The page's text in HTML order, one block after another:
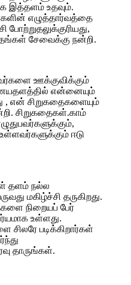
இத்தளம் உதவும்.
எழுத்தார்வத்தை
தங்கள் சேவைக்கு நன்றி.
ஊக்குவிக்கும்
என்னையும்
, என் சிறுகதைகளையும்
சிறுகதைகள்.காம்
ஈடு
தளம் நல்ல
மகிழ்ச்சி தருகிறது.
நிறையப் பேர்
உள்ளது.
படிக்கிறார்கள்
தாருங்கள்.